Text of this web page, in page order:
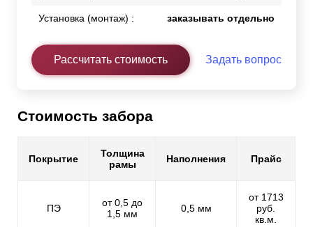
Установка (монтаж) : заказывать отдельно
Рассчитать стоимость Задать вопрос
Стоимость забора
Покрытие
Толщина
рамы
Наполнения Прайс
ПЭ
от 0,5 до
1,5 мм
0,5 мм
от 1713
руб.
кв.м.